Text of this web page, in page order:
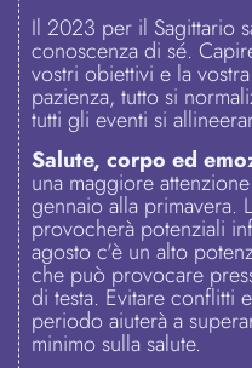
Il 2023 per il Sagittario
conoscenza di sé.
vostri obiettivi e la
pazienza, tutto si
tutti gli eventi si
Salute, corpo ed
una maggiore
gennaio alla primavera.
provocherà potenziali
agosto c'è un alto
che può provocare
di testa. Evitare conflitti
periodo aiuterà a
minimo sulla salute.